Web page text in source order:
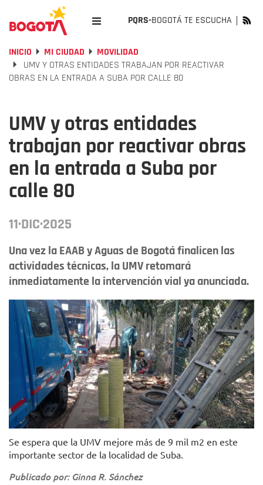
PQRS-BOGOTÁ TE ESCUCHA
INICIO MI CIUDAD
MOVILIDAD
UMV Y OTRAS ENTIDADES TRABAJAN POR REACTIVAR
OBRAS EN LA ENTRADA A SUBA POR CALLE 80
UMV y otras entidades
trabajan por reactivar obras
en la entrada a Suba por
calle 80
11·DIC·2025
Una vez la EAAB y Aguas de Bogotá finalicen las
actividades técnicas, la UMV retomará
inmediatamente la intervención vial ya anunciada.
Foto: UMV.
Se espera que la UMV mejore más de 9 mil m2 en este
importante sector de la localidad de Suba.
Publicado por: Ginna R. Sánchez